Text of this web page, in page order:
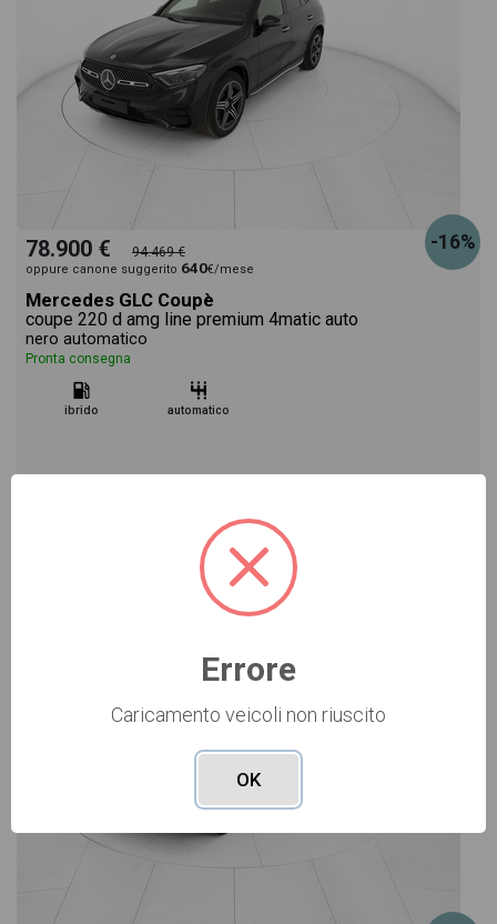
-16%
78.900 € 94.469 €
oppure canone suggerito 640€/mese
Mercedes GLC Coupè
coupe 220 d amg line premium 4matic auto
nero automatico
Pronta consegna
ibrido automatico
Errore
Caricamento veicoli non riuscito
OK